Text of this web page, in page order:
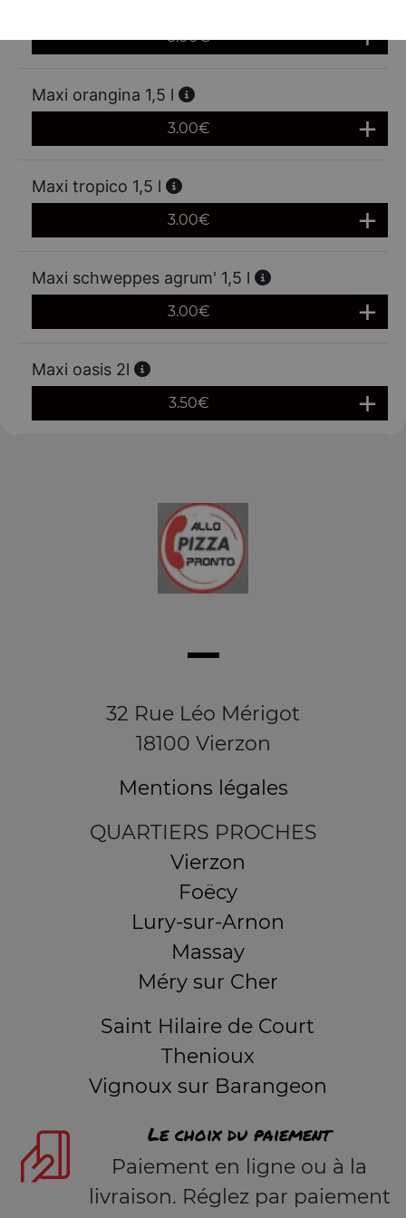
3.00€
Maxi orangina 1,5 l
3.00€
Maxi tropico 1,5 l
3.00€
Maxi schweppes agrum' 1,5 l
3.00€
Maxi oasis 2l
3.50€
32 Rue Léo Mérigot
18100 Vierzon
Mentions légales
QUARTIERS PROCHES
Vierzon
Foëcy
Lury-sur-Arnon
Massay
Méry sur Cher
Saint Hilaire de Court
Thenioux
Vignoux sur Barangeon
Le choix du paiement
Paiement en ligne ou à la
livraison. Réglez par paiement